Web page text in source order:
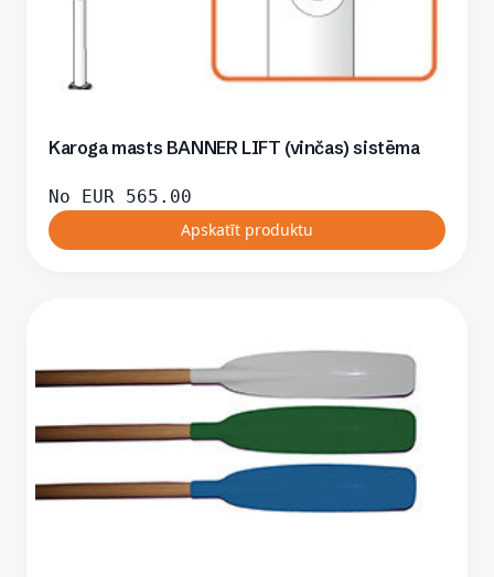
Karoga masts BANNER LIFT (vinčas) sistēma
No EUR 565.00
Apskatīt produktu